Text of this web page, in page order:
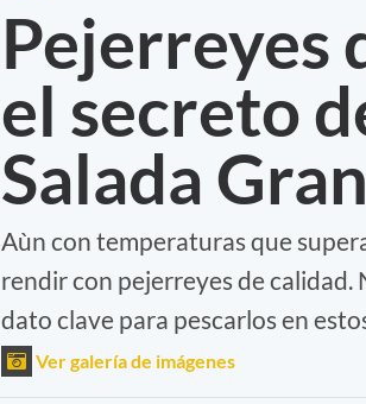
Pejerreyes
el secreto
Salada
Aùn con temperaturas que
rendir con pejerreyes de calidad.
dato clave para pescarlos en
Ver galería de imágenes